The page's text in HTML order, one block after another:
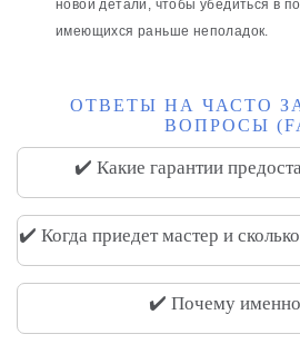
новой детали, чтобы убедиться в
имеющихся раньше неполадок.
ОТВЕТЫ НА ЧАСТО
ВОПРОСЫ
✔️ Какие гарантии
✔️ Когда приедет мастер и
✔️ Почему